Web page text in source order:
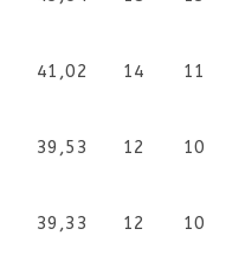
41,02 14 11
39,53 12 10
39,33 12 10